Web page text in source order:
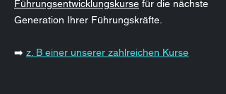
Führungsentwicklungskurse für die nächste
Generation Ihrer Führungskräfte.
➡️ z. B einer unserer zahlreichen Kurse